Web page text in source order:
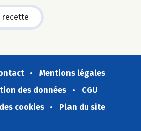
Mentions légales
des données
CGU
cookies
Plan du site